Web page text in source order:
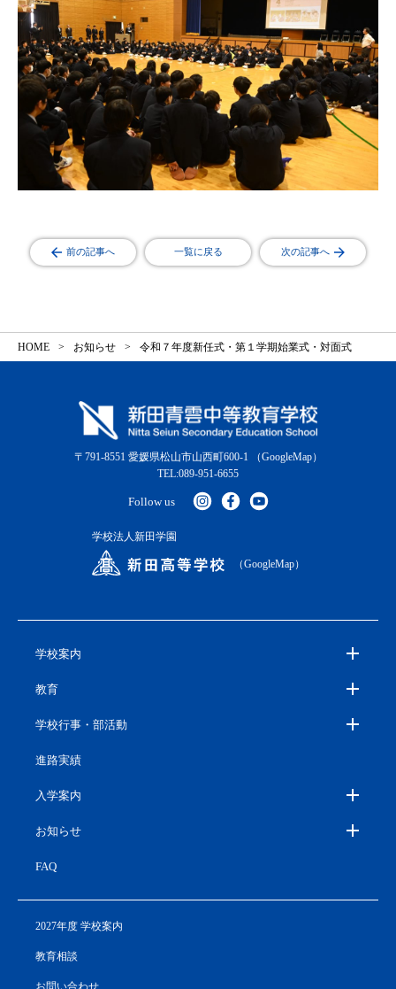
前の記事へ 一覧に戻る 次の記事へ
HOME お知らせ 令和７年度新任式・第１学期始業式・対面式
〒791-8551 愛媛県松山市山西町600-1
（GoogleMap）
TEL:089-951-6655
Follow us
学校法人新田学園
（GoogleMap）
学校案内
教育
学校行事・部活動
進路実績
入学案内
お知らせ
FAQ
2027年度 学校案内
教育相談
お問い合わせ